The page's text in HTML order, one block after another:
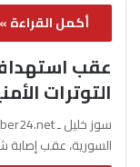
أكمل القراءة »
عقب
التوترات
السورية، عقب